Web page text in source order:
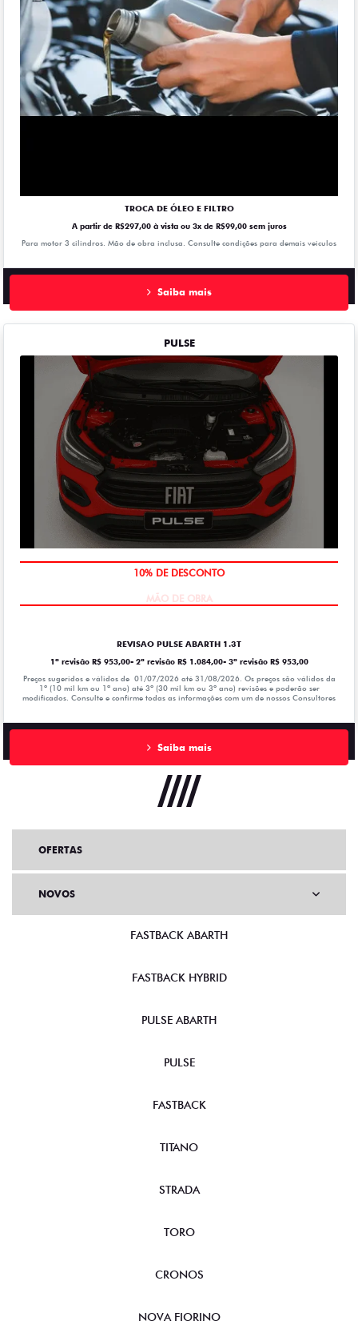
TROCA DE ÓLEO E FILTRO
A partir de R$297,00 à vista ou 3x de R$99,00 sem juros
Para motor 3 cilindros. Mão de obra inclusa. Consulte condições para demais veiculos
Saiba mais
PULSE
MÃO DE OBRA
REVISAO PULSE ABARTH 1.3T
1ª revisão R$ 953,00- 2ª revisão R$ 1.084,00- 3ª revisão R$ 953,00
Preços sugeridos e válidos de 01/07/2026 até 31/08/2026. Os preços são válidos da
1º (10 mil km ou 1ª ano) até 3º (30 mil km ou 3º ano) revisões e poderão ser
modificados. Consulte e confirme todas as informações com um de nossos Consultores
Saiba mais
OFERTAS
NOVOS
FASTBACK ABARTH
FASTBACK HYBRID
PULSE ABARTH
PULSE
FASTBACK
TITANO
STRADA
TORO
CRONOS
NOVA FIORINO